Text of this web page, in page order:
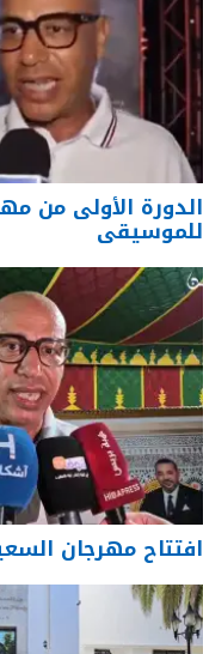
الدورة الأولى من
للموسيقى
افتتاح مهرجان